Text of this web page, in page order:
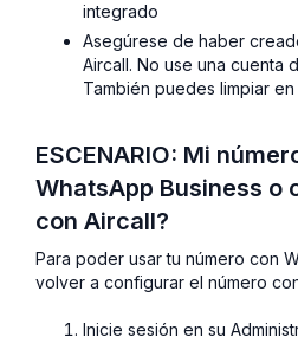
integrado
Asegúrese de haber
Aircall. No use una cuenta
También puedes limpiar
ESCENARIO: Mi
WhatsApp Business o
con Aircall?
Para poder usar tu número con
volver a configurar el número
Inicie sesión en su